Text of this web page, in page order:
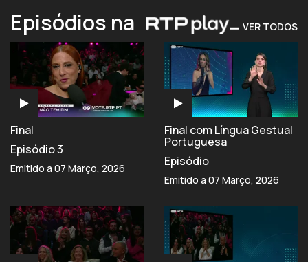
Episódios na VER TODOS
Final
Episódio 3
Emitido a 07 Março, 2026
Final com Língua Gestual
Portuguesa
Episódio
Emitido a 07 Março, 2026